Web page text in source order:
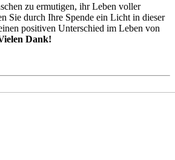
zu ermutigen, ihr Leben voller
Sie durch Ihre Spende ein Licht in dieser
positiven Unterschied im Leben von
Dank!